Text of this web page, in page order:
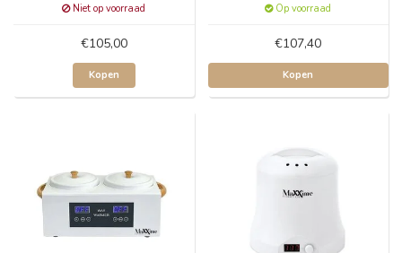
Niet op voorraad
€105,00
Kopen
Op voorraad
€107,40
Kopen